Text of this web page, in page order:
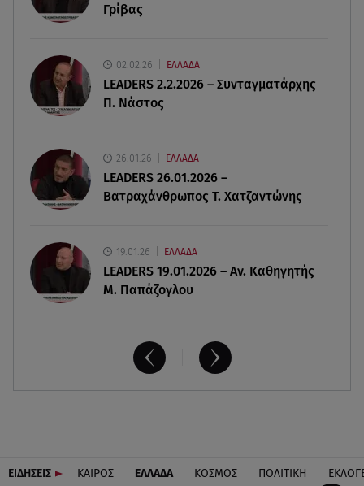
Πέθανε η δημοσιογράφος και πρώην σύζυγος
07.08.26 , 14:44
Στεφανίδου: «Κόβει» την ανάσα με το σώμα της -
Οι πόζες με μαγιό
Μυστράς: «Τον έβαλα στον καταψύκτη γιατί
ήθελα να τον κρατήσω άφθαρτο»
Γρίβας
02.02.26 ΕΛΛΑΔΑ
LEADERS 2.2.2026 – Συνταγματάρχης
Π. Νάστος
26.01.26 ΕΛΛΑΔΑ
LEADERS 26.01.2026 –
Βατραχάνθρωπος Τ. Χατζαντώνης
19.01.26 ΕΛΛΑΔΑ
LEADERS 19.01.2026 – Αν. Καθηγητής
Μ. Παπάζογλου
ΕΙΔΗΣΕΙΣ ΚΑΙΡΟΣ ΕΛΛΑΔΑ ΚΟΣΜΟΣ ΠΟΛΙΤΙΚΗ